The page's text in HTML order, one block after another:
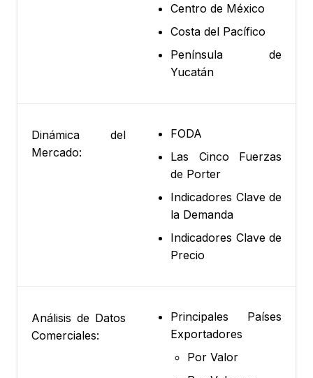
Centro de México
Costa del Pacífico
Península de
Yucatán
Dinámica del
Mercado:
FODA
Las Cinco Fuerzas
de Porter
Indicadores Clave de
la Demanda
Indicadores Clave de
Precio
Análisis de Datos
Comerciales:
Principales Países
Exportadores
Por Valor